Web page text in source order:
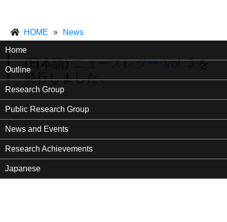
Home
Outline
Research Group
Public Research Group
News and Events
Research Achievements
Japanese
HOME » News
(日本語)ニュースレター Vol. 3を
発行しました。